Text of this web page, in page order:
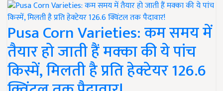
Pusa Corn Varieties: कम समय में
तैयार हो जाती हैं मक्का की ये पांच
किस्में, मिलती है प्रति हेक्टेयर 126.6